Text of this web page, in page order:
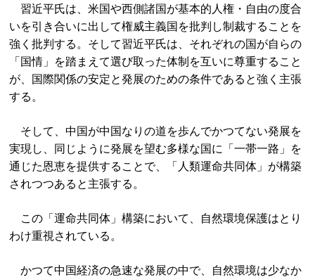
習近平氏は、米国や西側諸国が基本的人権・自由の度合
いを引き合いに出して権威主義国を批判し制裁することを
強く批判する。そして習近平氏は、それぞれの国が自らの
「国情」を踏まえて選び取った体制を互いに尊重すること
が、国際関係の安定と発展のための条件であると強く主張
する。
そして、中国が中国なりの道を歩んでかつてない発展を
実現し、同じように発展を望む多様な国に「一帯一路」を
通じた恩恵を提供することで、「人類運命共同体」が構築
されつつあると主張する。
この「運命共同体」構築において、自然環境保護はとり
わけ重視されている。
かつて中国経済の急速な発展の中で、自然環境は少なか